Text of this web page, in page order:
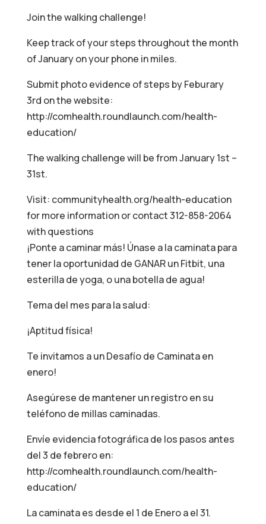
Join the walking challenge!
Keep track of your steps throughout the month
of January on your phone in miles.
Submit photo evidence of steps by Feburary
3rd on the website:
http://comhealth.roundlaunch.com/health-
education/
The walking challenge will be from January 1st –
31st.
Visit: communityhealth.org/health-education
for more information or contact 312-858-2064
with questions
¡Ponte a caminar más! Únase a la caminata para
tener la oportunidad de GANAR un Fitbit, una
esterilla de yoga, o una botella de agua!
Tema del mes para la salud:
¡Aptitud física!
Te invitamos a un Desafío de Caminata en
enero!
Asegúrese de mantener un registro en su
teléfono de millas caminadas.
Envíe evidencia fotográfica de los pasos antes
del 3 de febrero en:
http://comhealth.roundlaunch.com/health-
education/
La caminata es desde el 1 de Enero a el 31.